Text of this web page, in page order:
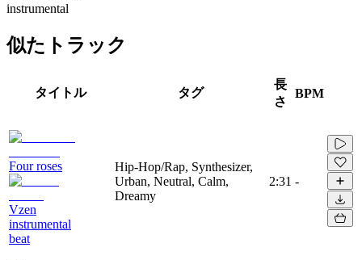
instrumental
似たトラック
タイトル タグ
長
さ
BPM
Four roses
Vzen
instrumental
beat
Hip-Hop/Rap, Synthesizer,
Urban, Neutral, Calm,
Dreamy
2:31 -